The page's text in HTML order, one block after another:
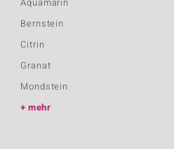
Bernstein
Citrin
Granat
Mondstein
mehr